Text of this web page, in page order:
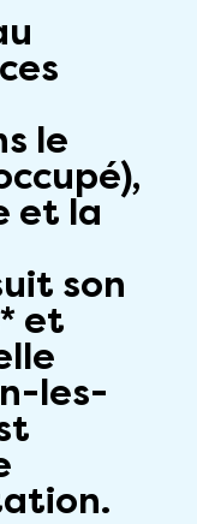
le
et la
son
et
les-